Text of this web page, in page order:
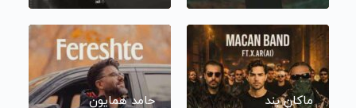
ماکان بند حامد همایون